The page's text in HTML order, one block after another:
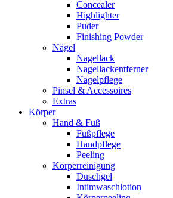
Concealer
Highlighter
Puder
Finishing Powder
Nägel
Nagellack
Nagellackentferner
Nagelpflege
Pinsel & Accessoires
Extras
Körper
Hand & Fuß
Fußpflege
Handpflege
Peeling
Körperreinigung
Duschgel
Intimwaschlotion